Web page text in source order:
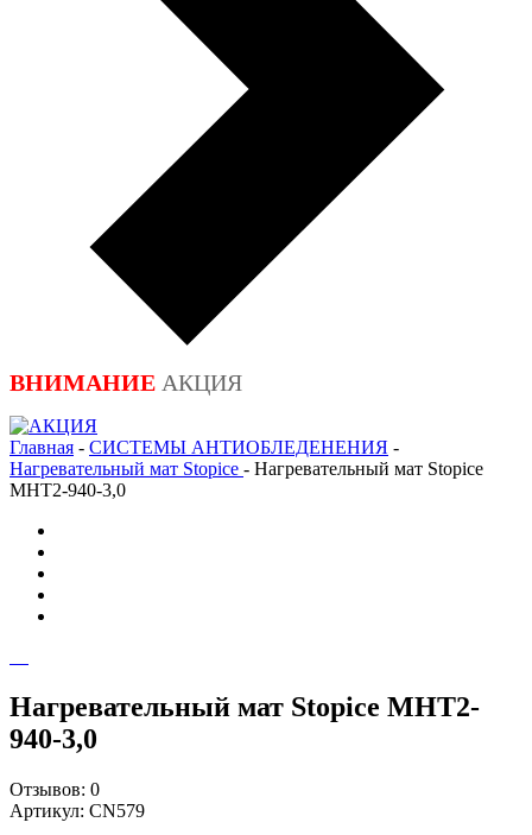
ВНИМАНИЕ АКЦИЯ
Главная - СИСТЕМЫ АНТИОБЛЕДЕНЕНИЯ -
Нагревательный мат Stopice - Нагревательный мат Stopice
МНТ2-940-3,0
Нагревательный мат Stopice МНТ2-
940-3,0
Отзывов: 0
Артикул: CN579